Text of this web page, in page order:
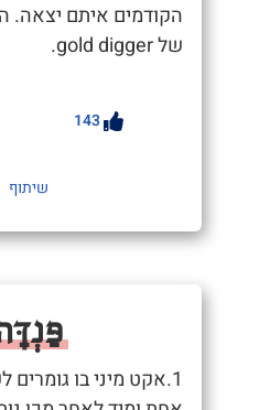
הקודמים איתם יצאה.
של gold digger.
143
שיתוף
1.אקט מיני בו גומרים